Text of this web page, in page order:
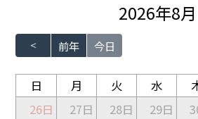
前年 今日
2026年8月
日 月 火 水
26日
27日 28日 29日